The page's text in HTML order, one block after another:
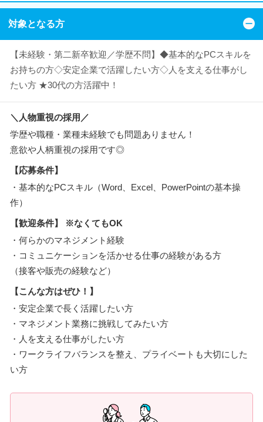
対象となる方
【未経験・第二新卒歓迎／学歴不問】◆基本的なPCスキルを
お持ちの方◇安定企業で活躍したい方◇人を支える仕事がし
たい方 ★30代の方活躍中！
＼人物重視の採用／
学歴や職種・業種未経験でも問題ありません！
意欲や人柄重視の採用です◎
【応募条件】
・基本的なPCスキル（Word、Excel、PowerPointの基本操
作）
【歓迎条件】 ※なくてもOK
・何らかのマネジメント経験
・コミュニケーションを活かせる仕事の経験がある方
（接客や販売の経験など）
【こんな方はぜひ！】
・安定企業で長く活躍したい方
・マネジメント業務に挑戦してみたい方
・人を支える仕事がしたい方
・ワークライフバランスを整え、プライベートも大切にした
い方